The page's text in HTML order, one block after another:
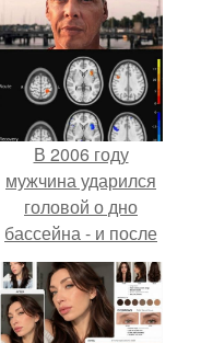
В 2006 году
мужчина ударился
головой о дно
бассейна - и после
этого его жизнь
изменилась самым
странным образом.